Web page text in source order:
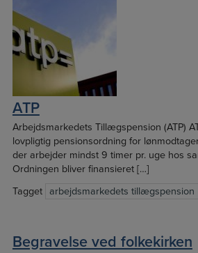
ATP
Arbejdsmarkedets Tillægspension (ATP)
lovpligtig pensionsordning for
der arbejder mindst 9 timer pr. uge hos
Ordningen bliver finansieret […]
Tagget arbejdsmarkedets tillægspension
Begravelse ved folkekirken